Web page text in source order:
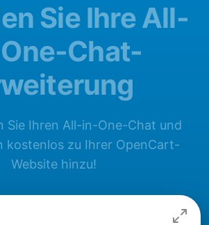
Sie Ihre All-
Chat-
Sie Ihren All-in-One-Chat und
kostenlos zu Ihrer OpenCart-
Website hinzu!